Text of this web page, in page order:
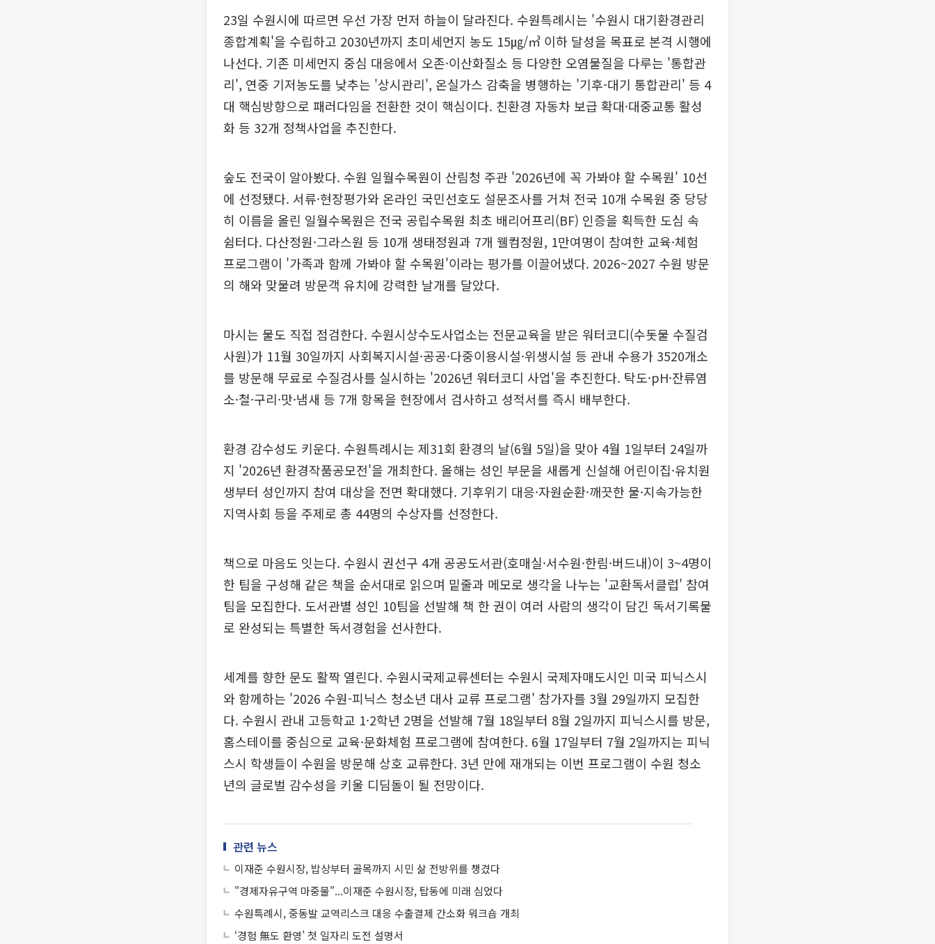
23일 수원시에 따르면 우선 가장 먼저 하늘이 달라진다. 수원특례시는 '수원시 대기환경관리
종합계획'을 수립하고 2030년까지 초미세먼지 농도 15㎍/㎥ 이하 달성을 목표로 본격 시행에
나선다. 기존 미세먼지 중심 대응에서 오존·이산화질소 등 다양한 오염물질을 다루는 '통합관
리', 연중 기저농도를 낮추는 '상시관리', 온실가스 감축을 병행하는 '기후-대기 통합관리' 등 4
대 핵심방향으로 패러다임을 전환한 것이 핵심이다. 친환경 자동차 보급 확대·대중교통 활성
화 등 32개 정책사업을 추진한다.
숲도 전국이 알아봤다. 수원 일월수목원이 산림청 주관 '2026년에 꼭 가봐야 할 수목원' 10선
에 선정됐다. 서류·현장평가와 온라인 국민선호도 설문조사를 거쳐 전국 10개 수목원 중 당당
히 이름을 올린 일월수목원은 전국 공립수목원 최초 배리어프리(BF) 인증을 획득한 도심 속
쉼터다. 다산정원·그라스원 등 10개 생태정원과 7개 웰컴정원, 1만여명이 참여한 교육·체험
프로그램이 '가족과 함께 가봐야 할 수목원'이라는 평가를 이끌어냈다. 2026~2027 수원 방문
의 해와 맞물려 방문객 유치에 강력한 날개를 달았다.
마시는 물도 직접 점검한다. 수원시상수도사업소는 전문교육을 받은 워터코디(수돗물 수질검
사원)가 11월 30일까지 사회복지시설·공공·다중이용시설·위생시설 등 관내 수용가 3520개소
를 방문해 무료로 수질검사를 실시하는 '2026년 워터코디 사업'을 추진한다. 탁도·pH·잔류염
소·철·구리·맛·냄새 등 7개 항목을 현장에서 검사하고 성적서를 즉시 배부한다.
환경 감수성도 키운다. 수원특례시는 제31회 환경의 날(6월 5일)을 맞아 4월 1일부터 24일까
지 '2026년 환경작품공모전'을 개최한다. 올해는 성인 부문을 새롭게 신설해 어린이집·유치원
생부터 성인까지 참여 대상을 전면 확대했다. 기후위기 대응·자원순환·깨끗한 물·지속가능한
지역사회 등을 주제로 총 44명의 수상자를 선정한다.
책으로 마음도 잇는다. 수원시 권선구 4개 공공도서관(호매실·서수원·한림·버드내)이 3~4명이
한 팀을 구성해 같은 책을 순서대로 읽으며 밑줄과 메모로 생각을 나누는 '교환독서클럽' 참여
팀을 모집한다. 도서관별 성인 10팀을 선발해 책 한 권이 여러 사람의 생각이 담긴 독서기록물
로 완성되는 특별한 독서경험을 선사한다.
세계를 향한 문도 활짝 열린다. 수원시국제교류센터는 수원시 국제자매도시인 미국 피닉스시
와 함께하는 '2026 수원-피닉스 청소년 대사 교류 프로그램' 참가자를 3월 29일까지 모집한
다. 수원시 관내 고등학교 1·2학년 2명을 선발해 7월 18일부터 8월 2일까지 피닉스시를 방문,
홈스테이를 중심으로 교육·문화체험 프로그램에 참여한다. 6월 17일부터 7월 2일까지는 피닉
스시 학생들이 수원을 방문해 상호 교류한다. 3년 만에 재개되는 이번 프로그램이 수원 청소
년의 글로벌 감수성을 키울 디딤돌이 될 전망이다.
관련 뉴스
이재준 수원시장, 밥상부터 골목까지 시민 삶 전방위를 챙겼다
"경제자유구역 마중물"...이재준 수원시장, 탑동에 미래 심었다
수원특례시, 중동발 교역리스크 대응 수출결제 간소화 워크숍 개최
‘경험 無도 환영’ 첫 일자리 도전 설명서